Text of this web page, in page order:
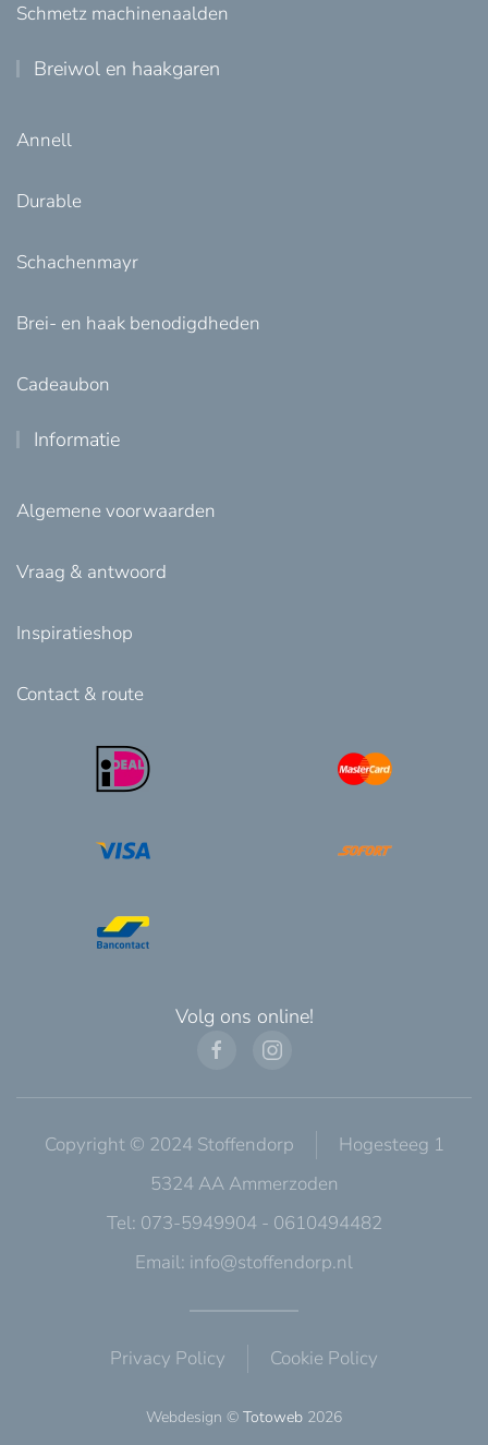
Schmetz machinenaalden
Breiwol en haakgaren
Annell
Durable
Schachenmayr
Brei- en haak benodigdheden
Cadeaubon
Informatie
Algemene voorwaarden
Vraag & antwoord
Inspiratieshop
Contact & route
Volg ons online!
Copyright © 2024 Stoffendorp
Hogesteeg 1
5324 AA Ammerzoden
Tel: 073-5949904 - 0610494482
Email: info@stoffendorp.nl
Privacy Policy Cookie Policy
Webdesign © Totoweb 2026